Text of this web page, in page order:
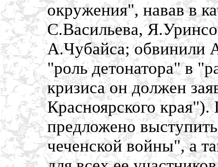
окружения", навав в
С.Васильева,
А.Чубайса; обвинили
"роль детонатора" в
кризиса он должен
Красноярского
предложено
чеченской войны", а